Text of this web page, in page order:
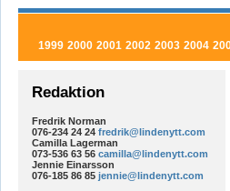
1999 2000 2001 2002 2003 2004
Redaktion
Fredrik Norman
076-234 24 24 fredrik@lindenytt.com
Camilla Lagerman
073-536 63 56 camilla@lindenytt.com
Jennie Einarsson
076-185 86 85 jennie@lindenytt.com